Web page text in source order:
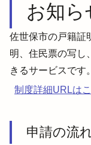
お知ら
佐世保市の戸籍証
明、住民票の写し
制度詳細URLは
申請の流